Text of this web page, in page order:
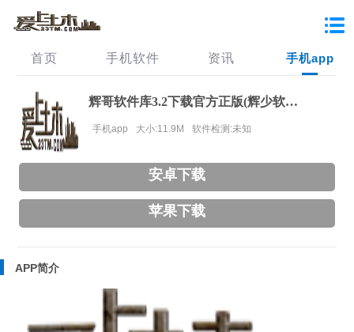
首页 手机软件 资讯 手机app
辉哥软件库3.2下载官方正版(辉少软件盒)
手机app 大小:11.9M 软件检测:未知
安卓下载
苹果下载
APP简介